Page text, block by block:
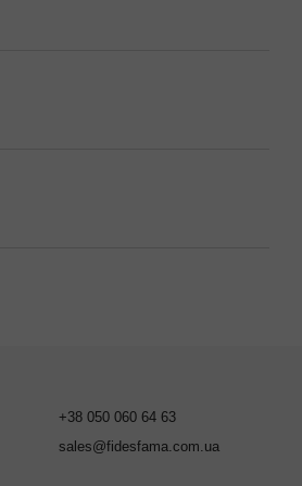
+38 050 060 64 63
sales@fidesfama.com.ua